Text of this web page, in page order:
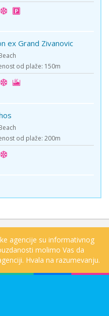
ex Grand Zivanovic
od plaže: 150m
od plaže: 200m
agencije su informativnog
molimo Vas da
Hvala na razumevanju.